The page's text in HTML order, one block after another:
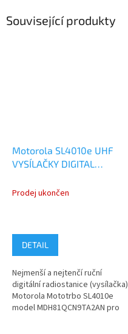
Související produkty
Motorola SL4010e UHF
VYSÍLAČKY DIGITAL
MDH81QCN9TA2AN
Prodej ukončen
DETAIL
Nejmenší a nejtenčí ruční
digitální radiostanice (vysílačka)
Motorola Mototrbo SL4010e
model MDH81QCN9TA2AN pro